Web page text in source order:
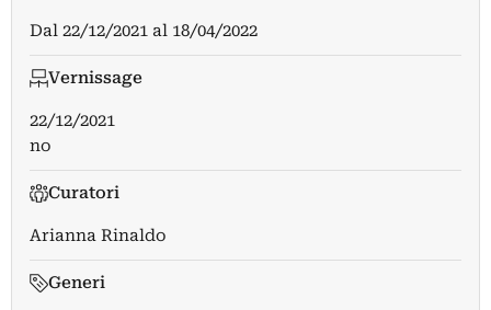
Dal 22/12/2021 al 18/04/2022
Vernissage
22/12/2021
no
Curatori
Arianna Rinaldo
Generi